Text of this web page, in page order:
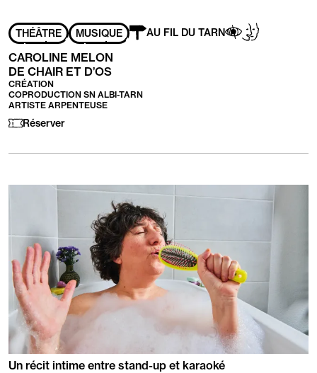
THÉÂTRE MUSIQUE AU FIL DU TARNAdapté
aux
Aveugles
/
Handicap
mental
CAROLINE MELON
DE CHAIR ET D’OS
CRÉATION
COPRODUCTION SN ALBI-TARN
ARTISTE ARPENTEUSE
Réserver
PRÉSENTATION
Un récit intime entre stand-up et karaoké